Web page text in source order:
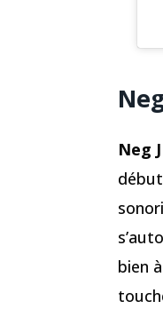
Neg J
bien